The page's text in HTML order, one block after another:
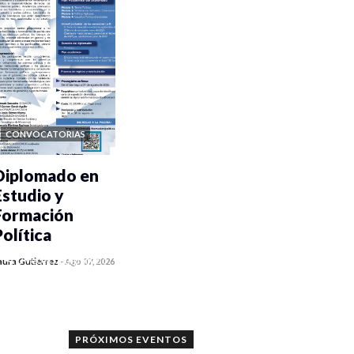
CONVOCATORIAS
0 veces compartido
en
y
Gutiérrez -Ago 07, 2026
PRÓXIMOS EVENTOS